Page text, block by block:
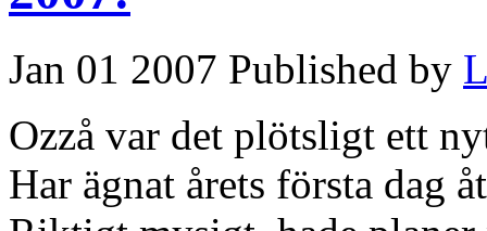
Jan 01 2007 Published by
Ozzå var det plötsligt ett
Har ägnat årets första dag